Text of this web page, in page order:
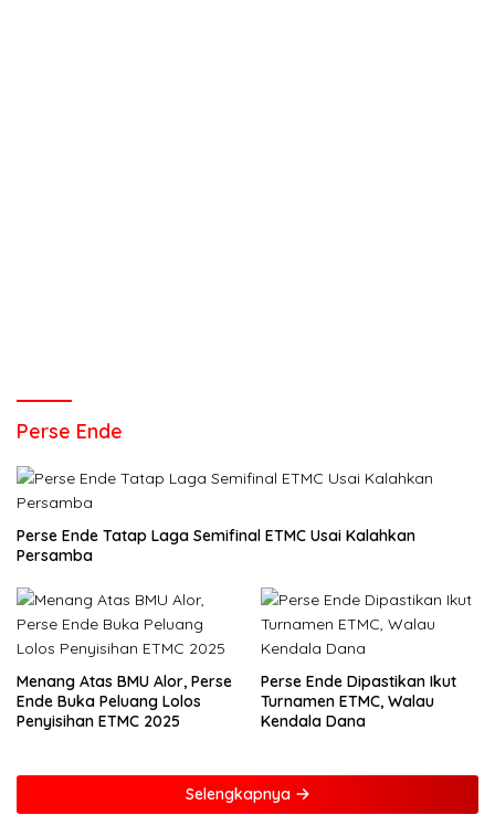
Perse Ende
Perse Ende Tatap Laga Semifinal ETMC Usai Kalahkan
Persamba
Menang Atas BMU Alor, Perse
Ende Buka Peluang Lolos
Penyisihan ETMC 2025
Perse Ende Dipastikan Ikut
Turnamen ETMC, Walau
Kendala Dana
Selengkapnya